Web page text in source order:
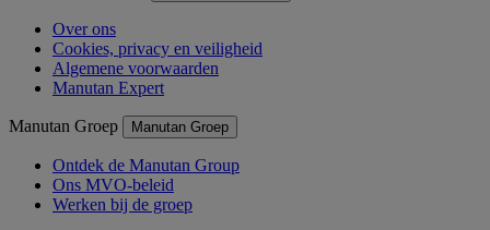
Over ons
Cookies, privacy en veiligheid
Algemene voorwaarden
Manutan Expert
Manutan Groep Manutan Groep
Ontdek de Manutan Group
Ons MVO-beleid
Werken bij de groep